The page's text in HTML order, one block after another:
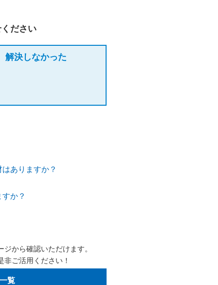
ださい
解決しなかった
ありますか？
か？
から確認いただけます。
ご活用ください！
覧